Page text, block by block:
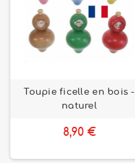
Toupie ficelle en bois -
naturel
8,90 €